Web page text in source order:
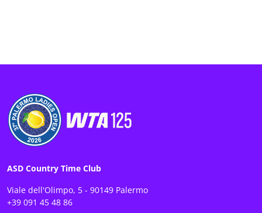
ASD Country Time Club
Viale dell'Olimpo, 5 - 90149 Palermo
+39 091 45 48 86